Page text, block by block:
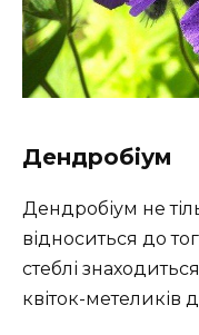
Дендробіум
Дендробіум не
відноситься до
стеблі
квіток-метеликів